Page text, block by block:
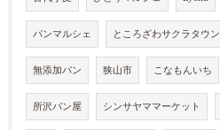
パンマルシェ ところざわサクラタウン
無添加パン 狭山市 こなもんいち
所沢パン屋 シンサヤママーケット